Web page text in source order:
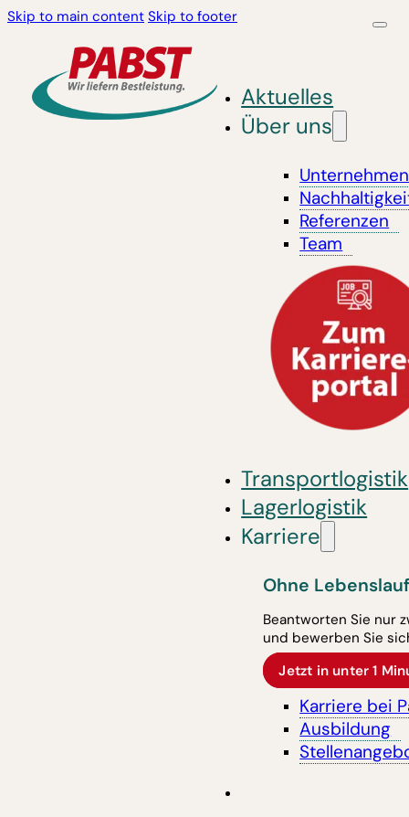
Skip to main content Skip to footer
Aktuelles
Über uns
Unternehmen
Referenzen
Team
Transportlogistik
Lagerlogistik
Karriere
Ohne
Beantworten Sie nur
und bewerben Sie
Jetzt in unter 1
Karriere bei
Ausbildung